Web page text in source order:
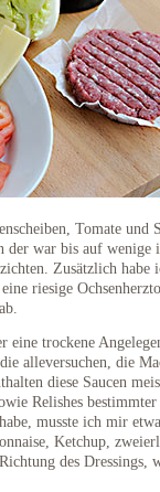
Tomate und
der war bis auf wenige
Zusätzlich habe
riesige
eine trockene
alleversuchen, die
diese Saucen
Relishes bestimmter
musste ich mir
Ketchup,
des Dressings,